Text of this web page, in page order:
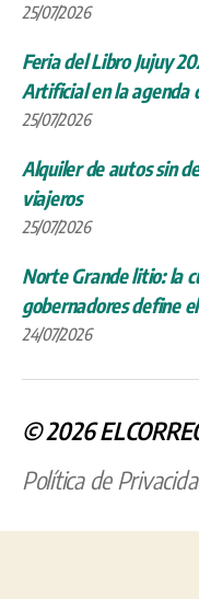
25/07/2026
Feria del Libro Jujuy
Artificial en la agenda
25/07/2026
Alquiler de autos sin
viajeros
25/07/2026
Norte Grande litio: la
gobernadores define
24/07/2026
© 2026
Política de